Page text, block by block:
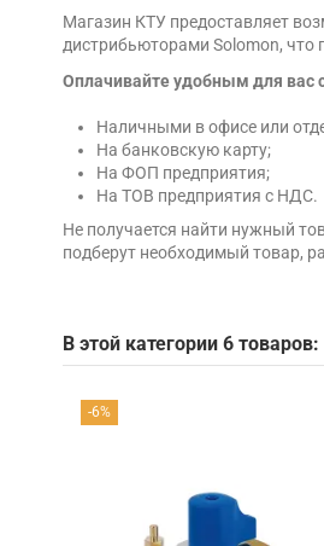
Магазин КТУ предоставляет
дистрибьюторами Solomon, что
Оплачивайте удобным для вас
Наличными в офисе или
На банковскую карту;
На ФОП предприятия;
На ТОВ предприятия с НДС.
Не получается найти нужный
подберут необходимый товар,
В этой категории 6 товаров:
-6%